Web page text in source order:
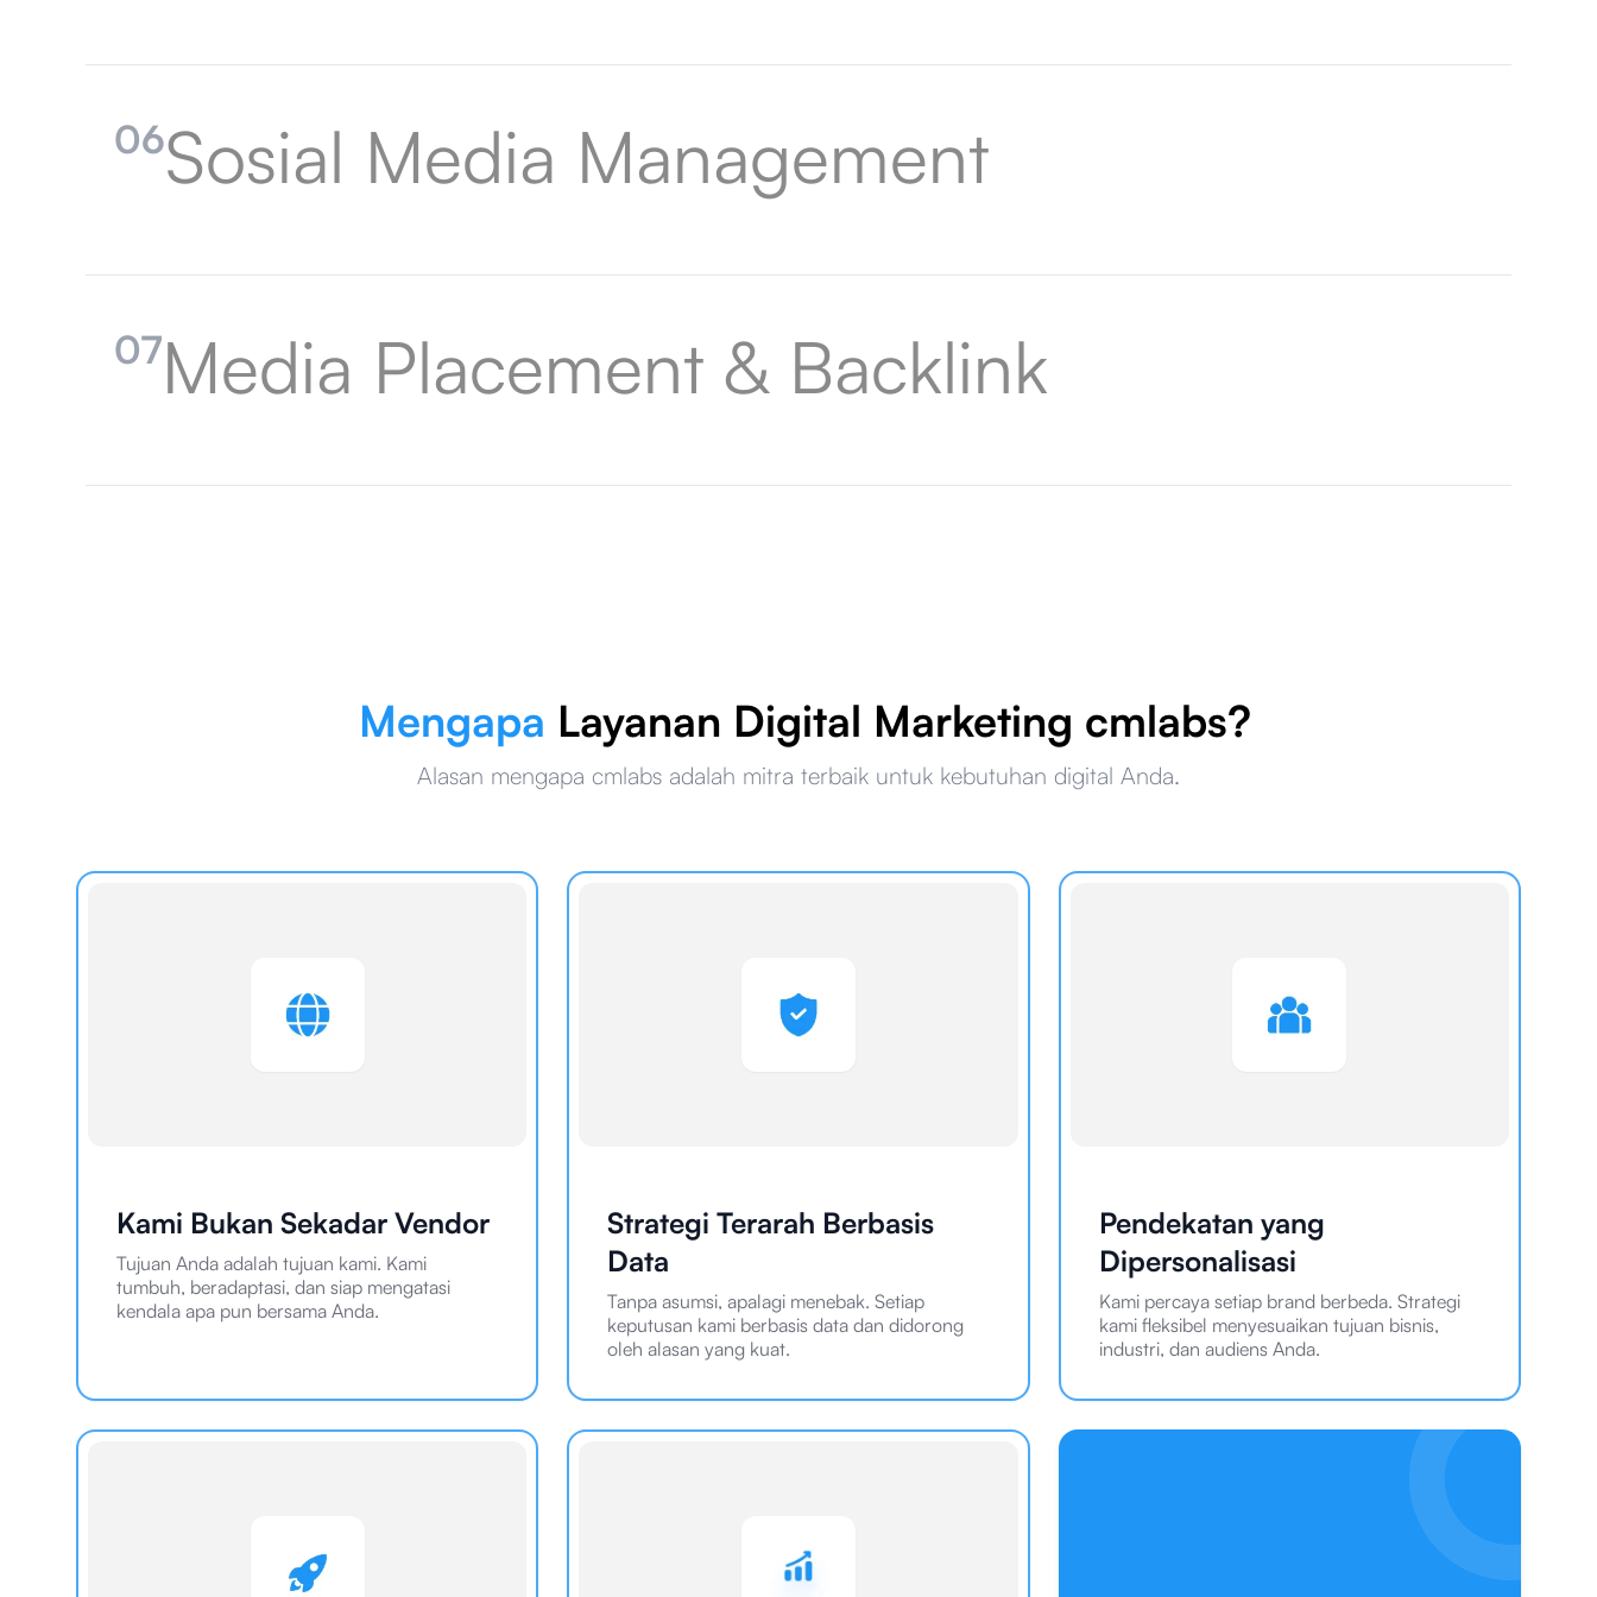
06Sosial Media Management
07Media Placement & Backlink
Mengapa Layanan Digital Marketing cmlabs?
Alasan mengapa cmlabs adalah mitra terbaik untuk kebutuhan digital Anda.
Kami Bukan Sekadar Vendor
Tujuan Anda adalah tujuan kami. Kami
tumbuh, beradaptasi, dan siap mengatasi
kendala apa pun bersama Anda.
Strategi Terarah Berbasis
Data
Tanpa asumsi, apalagi menebak. Setiap
keputusan kami berbasis data dan didorong
oleh alasan yang kuat.
Pendekatan yang
Dipersonalisasi
Kami percaya setiap brand berbeda. Strategi
kami fleksibel menyesuaikan tujuan bisnis,
industri, dan audiens Anda.